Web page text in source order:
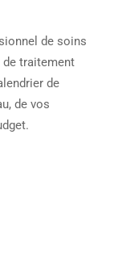
de soins
de traitement
de
de vos